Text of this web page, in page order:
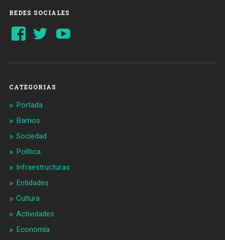
REDES SOCIALES
Ver
perfil
Ver
perfil
CATEGORIAS
Portada
Barrios
Sociedad
Política
Infraestructuras
Entidades
Cultura
Actividades
Economía